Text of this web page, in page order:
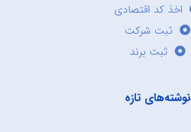
اخذ کد اقتصادی
ثبت شرکت
ثبت برند
نوشته‌های تازه